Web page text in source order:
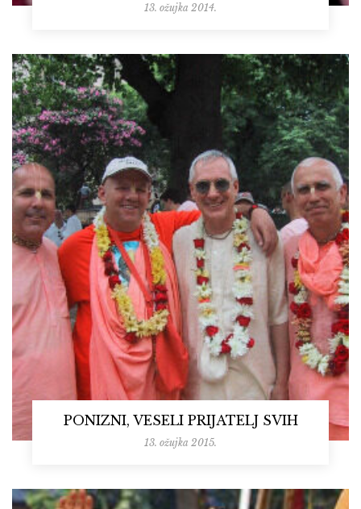
13. ožujka 2014.
PONIZNI, VESELI PRIJATELJ SVIH
13. ožujka 2015.